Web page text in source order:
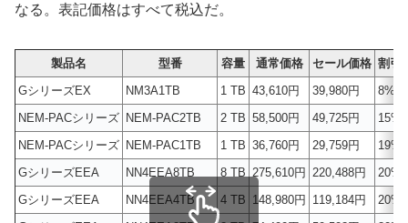
なる。表記価格はすべて税込だ。
製品名 型番 容量 通常価格 セール価格 割引
GシリーズEX
NM3A1TB 1 TB 43,610円 39,980円
8%
NEM-PACシリーズ NEM-PAC2TB 2 TB 58,500円 49,725円
15%
NEM-PACシリーズ NEM-PAC1TB 1 TB 36,760円 29,759円
19%
GシリーズEEA
NN4EEA8TB 8 TB 275,610円 220,488円
20%
GシリーズEEA
NN4EEA4TB 4 TB 148,980円 119,184円
20%